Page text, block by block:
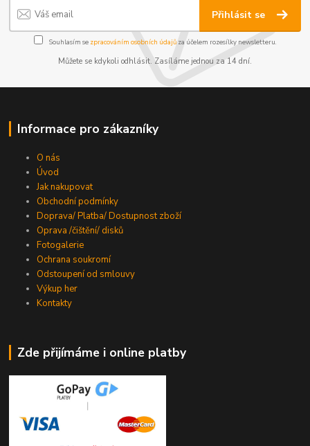
Přihlásit se
Souhlasím se zpracováním osobních údajůza účelem rozesílky newsletteru.
Můžete se kdykoli odhlásit. Zasíláme jednou za 14 dní.
Informace pro zákazníky
O nás
Úvod
Jak nakupovat
Obchodní podmínky
Doprava/ Platba/ Dostupnost zboží
Oprava /čištění/ disků
Fotogalerie
Ochrana soukromí
Odstoupení od smlouvy
Výkup her
Kontakty
Zde přijímáme i online platby